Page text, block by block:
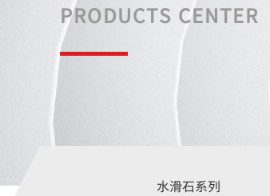
水滑石系列
PRODUCTS CENTER